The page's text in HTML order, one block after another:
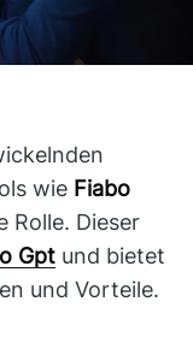
wie Fiabo
Rolle. Dieser
Gpt und bietet
und Vorteile.